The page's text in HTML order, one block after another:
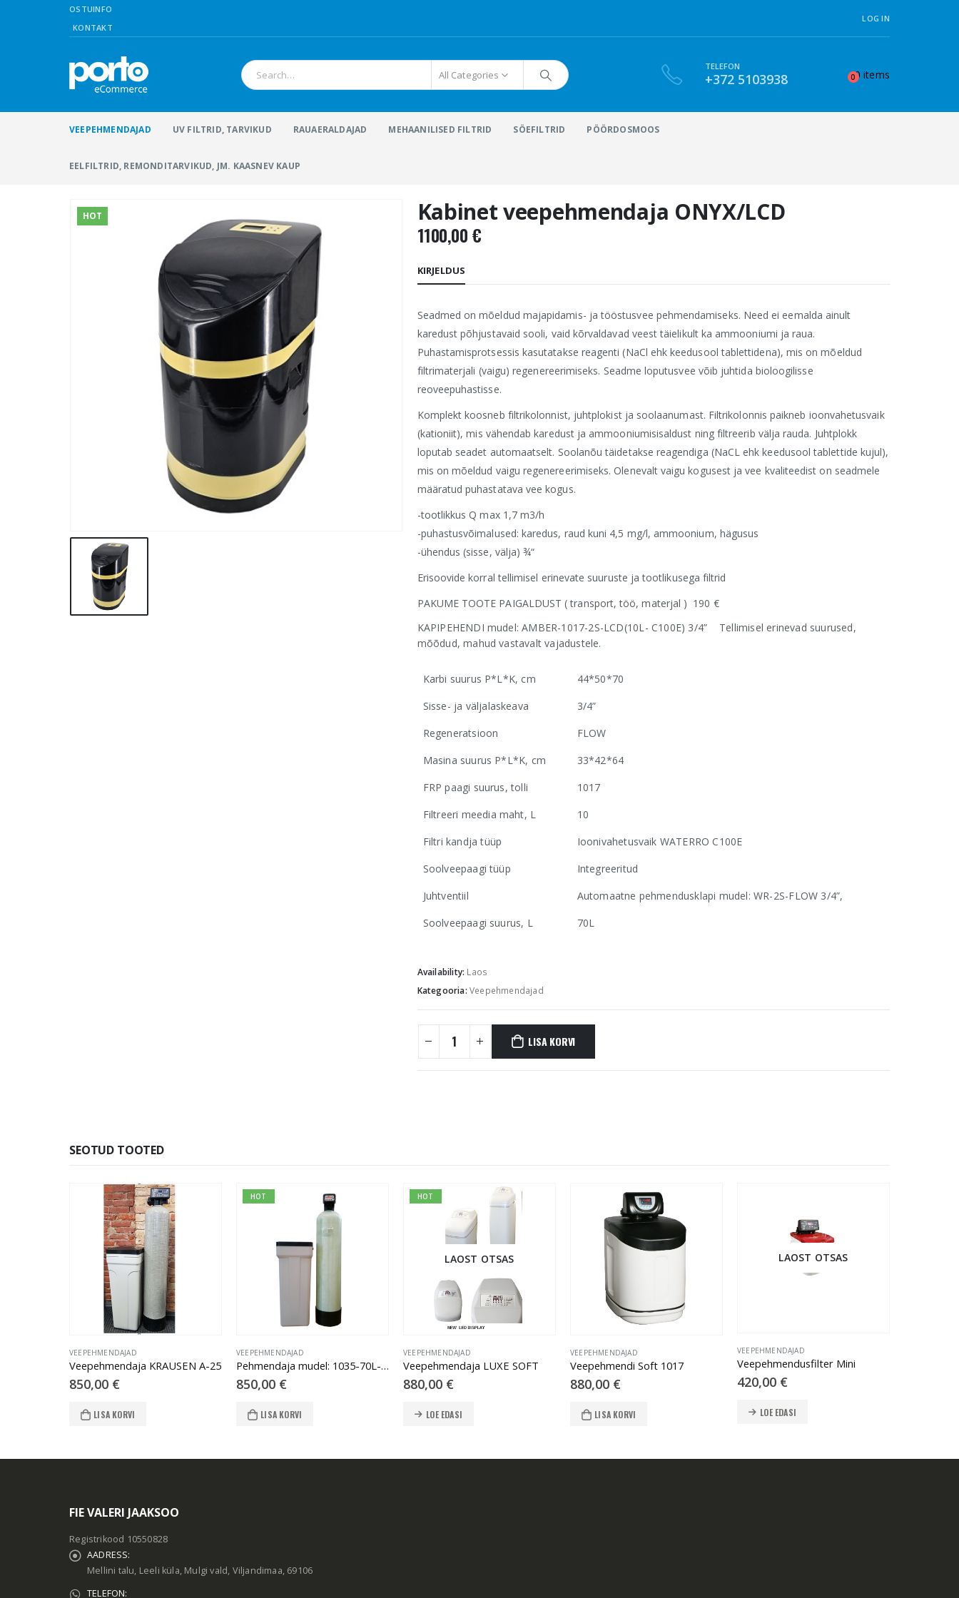
OSTUINFO
KONTAKT
LOG IN
All Categories
TELEFON
+372 5103938 00 items
VEEPEHMENDAJAD UV FILTRID, TARVIKUD RAUAERALDAJAD MEHAANILISED FILTRID SÖEFILTRID PÖÖRDOSMOOS
EELFILTRID, REMONDITARVIKUD, JM. KAASNEV KAUP
HOT Kabinet veepehmendaja ONYX/LCD
1100,00€
KIRJELDUS
Seadmed on mõeldud majapidamis- ja tööstusvee pehmendamiseks. Need ei eemalda ainult
karedust põhjustavaid sooli, vaid kõrvaldavad veest täielikult ka ammooniumi ja raua.
Puhastamisprotsessis kasutatakse reagenti (NaCl ehk keedusool tablettidena), mis on mõeldud
filtrimaterjali (vaigu) regenereerimiseks. Seadme loputusvee võib juhtida bioloogilisse
reoveepuhastisse.
Komplekt koosneb filtrikolonnist, juhtplokist ja soolaanumast. Filtrikolonnis paikneb ioonvahetusvaik
(kationiit), mis vähendab karedust ja ammooniumisisaldust ning filtreerib välja rauda. Juhtplokk
loputab seadet automaatselt. Soolanõu täidetakse reagendiga (NaCL ehk keedusool tablettide kujul),
mis on mõeldud vaigu regenereerimiseks. Olenevalt vaigu kogusest ja vee kvaliteedist on seadmele
määratud puhastatava vee kogus.
-tootlikkus Q max 1,7 m3/h
-puhastusvõimalused: karedus, raud kuni 4,5 mg/l, ammoonium, hägusus
-ühendus (sisse, välja) ¾“
Erisoovide korral tellimisel erinevate suuruste ja tootlikusega filtrid
PAKUME TOOTE PAIGALDUST ( transport, töö, materjal ) 190 €
KAPIPEHENDI mudel: AMBER-1017-2S-LCD(10L- C100E) 3/4” Tellimisel erinevad suurused,
mõõdud, mahud vastavalt vajadustele.
Karbi suurus P*L*K, cm
44*50*70
Sisse- ja väljalaskeava
3/4”
Regeneratsioon
FLOW
Masina suurus P*L*K, cm
33*42*64
FRP paagi suurus, tolli
1017
Filtreeri meedia maht, L
10
Filtri kandja tüüp
Ioonivahetusvaik WATERRO C100E
Soolveepaagi tüüp
Integreeritud
Juhtventiil
Automaatne pehmendusklapi mudel: WR-2S-FLOW 3/4”,
Soolveepaagi suurus, L
70L
Availability: Laos
Kategooria: Veepehmendajad
LISA KORVI
SEOTUD TOOTED
VEEPEHMENDAJAD
Veepehmendaja KRAUSEN A-25
850,00 €
LISA KORVI
HOT
VEEPEHMENDAJAD
Pehmendaja mudel: 1035-70L-2S-FLOW-RESIN (25L-C100E)
850,00 €
LISA KORVI
HOT
LAOST OTSAS
VEEPEHMENDAJAD
Veepehmendaja LUXE SOFT
880,00 €
LOE EDASI
VEEPEHMENDAJAD
Veepehmendi Soft 1017
880,00 €
LISA KORVI
LAOST OTSAS
VEEPEHMENDAJAD
Veepehmendusfilter Mini
420,00 €
LOE EDASI
FIE VALERI JAAKSOO
Registrikood 10550828
AADRESS:
Mellini talu, Leeli küla, Mulgi vald, Viljandimaa, 69106
TELEFON: